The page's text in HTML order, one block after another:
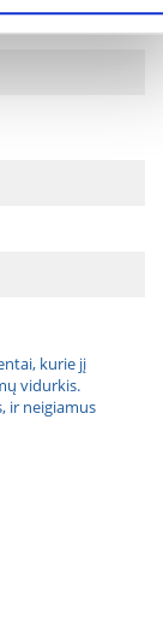
kurie jį
vidurkis.
ir neigiamus